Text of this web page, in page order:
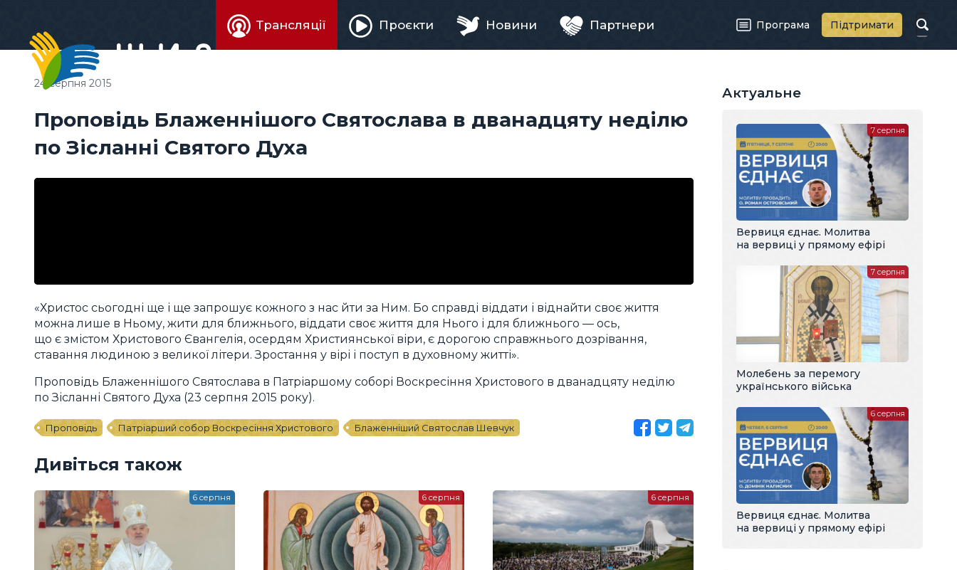
Живе
телебачення
Трансляції Проєкти Новини Партнери Програма Підтримати
Проповідь Блаженнішого Святослава в дванадцяту неділю
по Зісланні Святого Духа
24 серпня 2015
«Христос сьогодні ще і ще запрошує кожного з нас йти за Ним. Бо справді віддати і віднайти своє життя
можна лише в Ньому, жити для ближнього, віддати своє життя для Нього і для ближнього — ось,
що є змістом Христового Євангелія, осердям Християнської віри, є дорогою справжнього дозрівання,
ставання людиною з великої літери. Зростання у вірі і поступ в духовному житті».
Проповідь Блаженнішого Святослава в Патріаршому соборі Воскресіння Христового в дванадцяту неділю
по Зісланні Святого Духа (23 серпня 2015 року).
Проповідь Патріарший собор Воскресіння Христового Блаженніший Святослав Шевчук
Дивіться також
6 серпня 6 серпня 6 серпня
Актуальне
Вервиця єднає. Молитва
на вервиці у прямому ефірі
7 серпня
Молебень за перемогу
українського війська
7 серпня
Вервиця єднає. Молитва
на вервиці у прямому ефірі
6 серпня